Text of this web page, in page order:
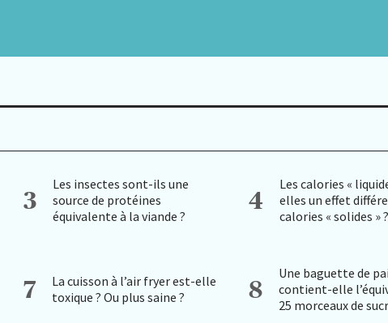
3
Les insectes sont-ils une
source de protéines
équivalente à la viande ?
4
Les calories «
elles un effet
calories « solides » ?
7
La cuisson à l’air fryer est-elle
toxique ? Ou plus saine ?
8
Une baguette de
contient-elle
25 morceaux de